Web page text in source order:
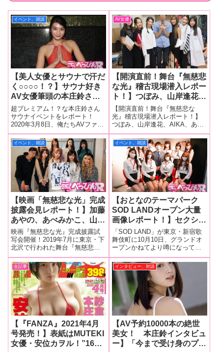
イベント、雑談
【美人女優とサウナで汗だ
く○○○○！？】サウナ好き
AV女優筆頭の本庄鈴さん
が、本格サウナ店で汗だく
になりながらロウリュ50
連発！！ まさに熱気あふ
れるこのサウナイベントに
突撃レポート！
超プレミアム！？な本庄鈴さん
サウナイベントをレポート！
2020年3月8日、俺たちAVファン
はこの日を永遠に忘れないだろ
う…。え？ どんな大物女優が
引退したの？ それとも超新人
がデビューした？いやいや違い
ますよ。あのSOD専属女優にし
て超超超
AV女優
【開演直前！舞台『無慈悲
な光』稽古現場潜入レポー
ト！】つぼみ、山岸逢花、
AIKA、あべみかこ、加藤
あやの、本庄鈴が演劇の
街・下北沢の舞台に降臨！
稽古現場はまさに青春！見
どころ、役柄をご本人が解
説！
【開演直前！舞台『無慈悲な
光』稽古現場潜入レポート！】
つぼみ、山岸逢花、AIKA、あべ
みかこ、加藤あやの、本庄鈴が
演劇の街・下北沢の舞台に降
臨！ 稽古現場はまさに青春！
見どころ、役柄をご本人たちが
解説！
イベント、雑談
【映画「無慈悲な光」完成
披露会見レポート！】加藤
あやの、あべみかこ、山岸
逢花、AIKA、本庄鈴、つ
ぼみ、栄川乃亜、久留木
玲、奇跡のキャスティング
であの感動の舞台が映画
化！
映画『無慈悲な光』完成披露試
写会開催！2019年7月に東京・下
北沢で行われた舞台『無慈悲な
光』は多くの感動を呼び、出演
者たちの新たな道を切り開いた
ことで話題を呼んだ。しかし、
舞台の映像が残っておらず、観
に来られなかったファンからは
映像化希望
イベント、雑談
【おとなのテーマパーク
SOD LANDオープン大量
画像レポート！】セクシー
女優と連日逢える飲食ビル
が新宿歌舞伎町に出現！
SODstar、SOD女子社
員、風俗嬢らと楽しく飲も
う！
「SOD LAND」が東京・新宿歌
舞伎町に10月10日、グランドオ
ープンかねてより噂になってい
たソフト・オン・デマンド（以
下、SOD）発の飲食ビル「SOD
LAND」が東京・新宿歌舞伎町に
10月10日、グランドオープンし
ました。2018年に
全記事
【『FANZA』2021年4月
号発売！】表紙はMUTEKI
女優・安位カヲル！”16歳
インタビュー、対談
【AV予約10000本の絶世
美女！ 本庄鈴インタビュ
ー】「今まで受け身のプレ